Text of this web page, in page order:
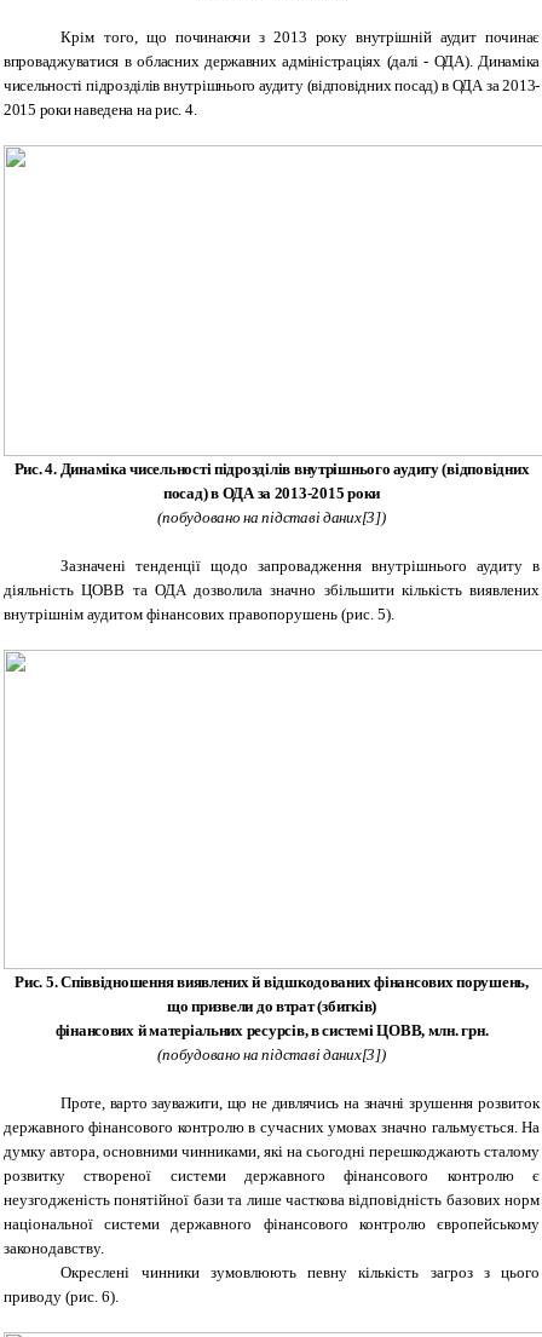
Крім того,що починаючи з 2013 року внутрішній аудит починає
впроваджуватися в обласних державних адміністраціях (далі - ОДА). Динаміка
чисельності підрозділів внутрішнього аудиту (відповідних посад) в ОДА за 2013-
2015 роки наведена на рис. 4.
Рис. 4. Динаміка чисельності підрозділів внутрішнього аудиту (відповідних
посад) в ОДА за 2013-2015 роки
(побудовано на підставі даних[3])
Зазначені тенденції щодо запровадження внутрішнього аудиту в
діяльність ЦОВВ та ОДА дозволила значно збільшити кількість виявлених
внутрішнім аудитом фінансових правопорушень (рис. 5).
Рис. 5. Співвідношення виявлених й відшкодованих фінансових порушень,
що призвели до втрат (збитків)
фінансових й матеріальних ресурсів, в системі ЦОВВ, млн. грн.
(побудовано на підставі даних[3])
Проте, варто зауважити, що не дивлячись на значні зрушення розвиток
державного фінансового контролю в сучасних умовах значно гальмується. На
думку автора, основними чинниками, які на сьогодні перешкоджають сталому
розвитку створеної системи державного фінансового контролю є
неузгодженість понятійної бази та лише часткова відповідність базових норм
національної системи державного фінансового контролю європейському
законодавству.
Окреслені чинники зумовлюють певну кількість загроз з цього
приводу (рис. 6).